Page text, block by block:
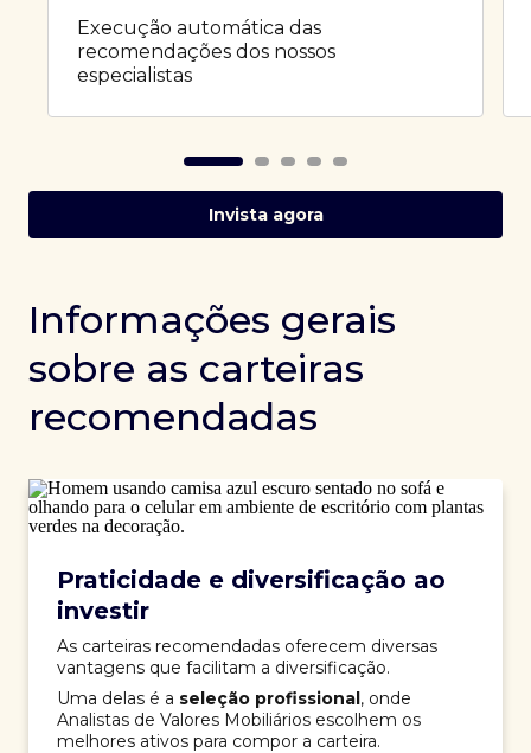
Execução automática das
recomendações dos nossos
especialistas
Invista agora
Informações gerais
sobre as carteiras
recomendadas
Praticidade e diversificação ao
investir
As carteiras recomendadas oferecem diversas
vantagens que facilitam a diversificação.
Uma delas é a seleção profissional, onde
Analistas de Valores Mobiliários escolhem os
melhores ativos para compor a carteira.